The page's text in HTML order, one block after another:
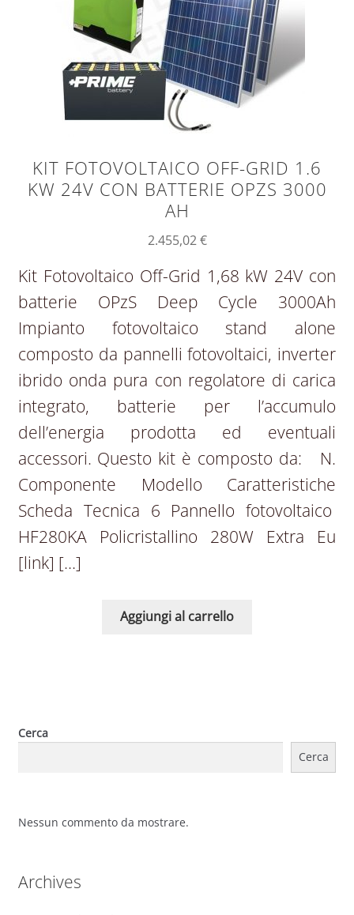
KIT FOTOVOLTAICO OFF-GRID 1.6
KW 24V CON BATTERIE OPZS 3000
AH
2.455,02€
Kit Fotovoltaico Off-Grid 1,68 kW 24V con
batterie OPzS Deep Cycle 3000Ah
Impianto fotovoltaico stand alone
composto da pannelli fotovoltaici, inverter
ibrido onda pura con regolatore di carica
integrato, batterie per l’accumulo
dell’energia prodotta ed eventuali
accessori. Questo kit è composto da: N.
Componente Modello Caratteristiche
Scheda Tecnica 6 Pannello fotovoltaico
HF280KA Policristallino 280W Extra Eu
[link] […]
Aggiungi al carrello
Cerca
Cerca
Nessun commento da mostrare.
Archives